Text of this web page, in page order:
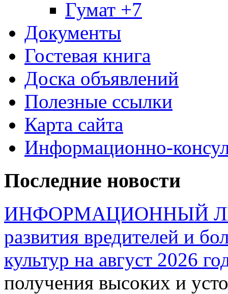
Гумат +7
Документы
Гостевая книга
Доска объявлений
Полезные ссылки
Карта сайта
Информационно-
Последние новости
ИНФОРМАЦИОННЫЙ
развития вредителей и
культур на август 2026
получения высоких и